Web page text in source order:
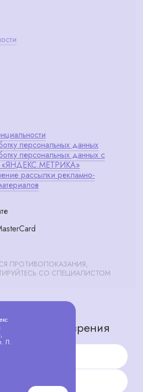
персональных данных
персональных данных с
«ЯНДЕКС.МЕТРИКА»
рассылки рекламно-
ПРОТИВОПОКАЗАНИЯ,
СО СПЕЦИАЛИСТОМ
Л.
проверку зрения